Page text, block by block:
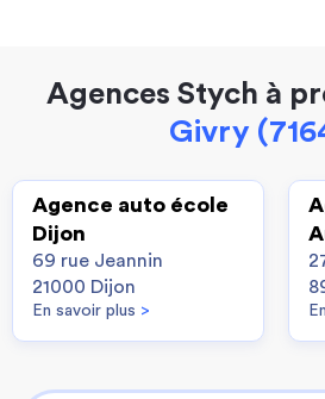
Agences Stych à
Givry
Agence auto école
Dijon
69 rue Jeannin
21000 Dijon
En savoir plus >